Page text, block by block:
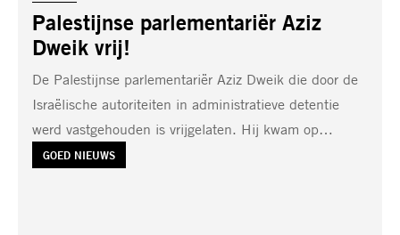
Palestijnse parlementariër Aziz
Dweik vrij!
TAG:
GOED NIEUWS
De Palestijnse parlementariër Aziz Dweik die door de
Israëlische autoriteiten in administratieve detentie
werd vastgehouden is vrijgelaten. Hij kwam op…